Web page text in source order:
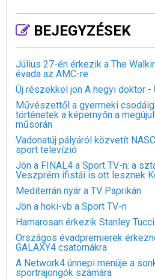
BEJEGYZÉSEK
Július 27-én érkezik a The
évada az AMC-re
Új részekkel jön A hegyi doktor -
Művészettől a gyermeki
történetek a képernyőn a
műsorán
Vadonatúj pályáról közvetít
sport televízió
Jön a FINAL4 a Sport TV-n: a
Veszprém ifistái is ott lesznek
Mediterrán nyár a TV Paprikán
Jön a hoki-vb a Sport TV-n
Hamarosan érkezik Stanley
Országos évadpremierek
GALAXY4 csatornákra
A Network4 ünnepi menüje a
sportrajongók számára